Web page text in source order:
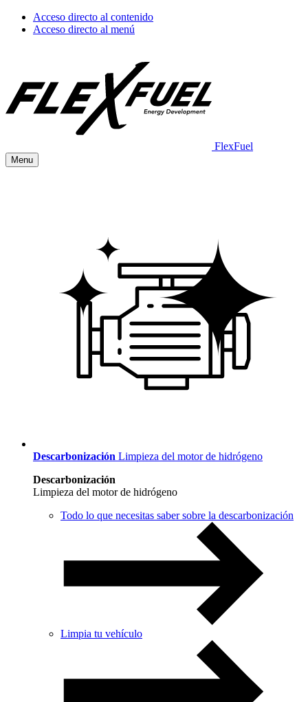
Acceso directo al contenido
Acceso directo al menú
FlexFuel
Menu
Descarbonización Limpieza del motor de hidrógeno
Descarbonización
Limpieza del motor de hidrógeno
Todo lo que necesitas saber sobre la descarbonización
Limpia tu vehículo